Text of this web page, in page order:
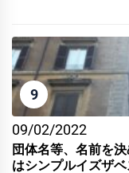
9
09/02/2022
団体名等、名前を
はシンプルイズザ